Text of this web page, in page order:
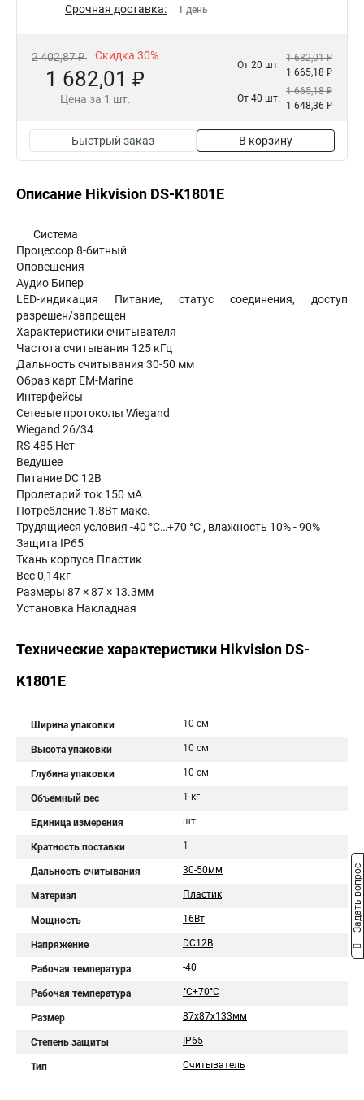
Срочная доставка: 1 день
2 402,87 ₽ Скидка 30%
1 682,01 ₽
Цена за 1 шт.
От 20 шт:
1 682,01 ₽
1 665,18 ₽
От 40 шт:
1 665,18 ₽
1 648,36 ₽
Быстрый заказ В корзину
Описание Hikvision DS-K1801E
Система
Процессор 8-битный
Оповещения
Аудио Бипер
LED-индикация Питание, статус соединения, доступ
разрешен/запрещен
Характеристики считывателя
Частота считывания 125 кГц
Дальность считывания 30-50 мм
Образ карт EM-Marine
Интерфейсы
Сетевые протоколы Wiegand
Wiegand 26/34
RS-485 Нет
Ведущее
Питание DC 12В
Пролетарий ток 150 мА
Потребление 1.8Вт макс.
Трудящиеся условия -40 °C…+70 °C , влажность 10% - 90%
Защита IP65
Ткань корпуса Пластик
Вес 0,14кг
Размеры 87 × 87 × 13.3мм
Установка Накладная
Технические характеристики Hikvision DS-
K1801E
Ширина упаковки 10 см
Высота упаковки 10 см
Глубина упаковки 10 см
Объемный вес 1 кг
Единица измерения шт.
Кратность поставки 1
Дальность считывания 30-50мм
Материал Пластик
Мощность 16Вт
Напряжение DC12В
Рабочая температура -40
Рабочая температура °C+70°C
Размер 87х87х133мм
Степень защиты IP65
Тип Считыватель
Задать вопрос